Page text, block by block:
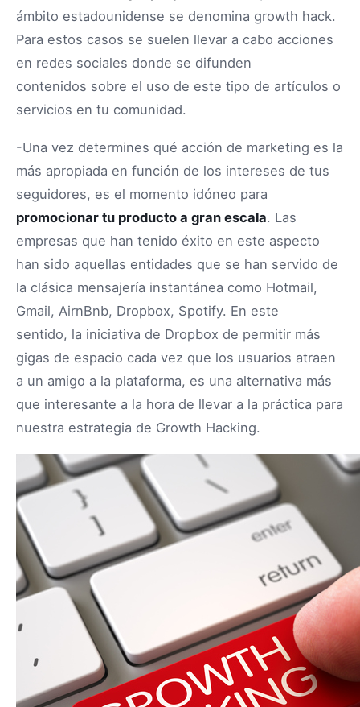
ámbito estadounidense se denomina growth hack.
Para estos casos se suelen llevar a cabo acciones
en redes sociales donde se difunden
contenidos sobre el uso de este tipo de artículos o
servicios en tu comunidad.
-Una vez determines qué acción de marketing es la
más apropiada en función de los intereses de tus
seguidores, es el momento idóneo para
promocionar tu producto a gran escala. Las
empresas que han tenido éxito en este aspecto
han sido aquellas entidades que se han servido de
la clásica mensajería instantánea como Hotmail,
Gmail, AirnBnb, Dropbox, Spotify. En este
sentido, la iniciativa de Dropbox de permitir más
gigas de espacio cada vez que los usuarios atraen
a un amigo a la plataforma, es una alternativa más
que interesante a la hora de llevar a la práctica para
nuestra estrategia de Growth Hacking.